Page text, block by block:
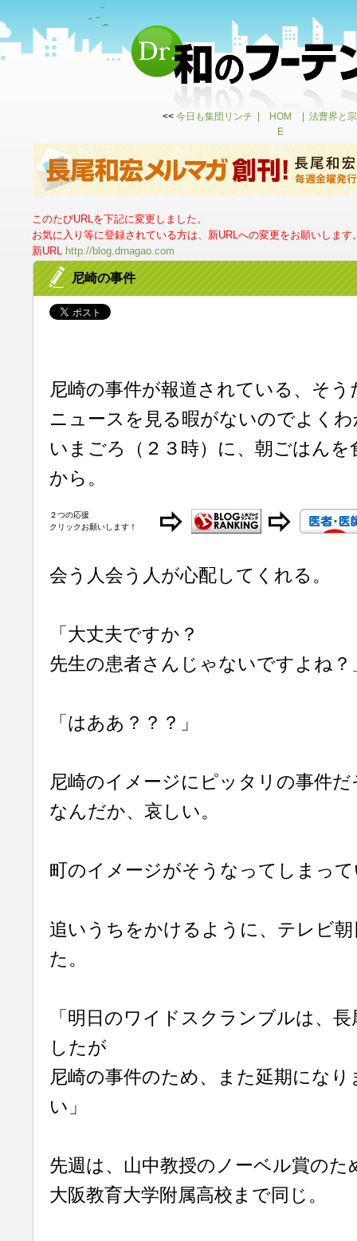
<< 今日も集団リンチ
HOM
E
法曹界と
このたびURLを下記に変更しました。
お気に入り等に登録されている方は、新URLへの変更をお願いします
新URL http://blog.drnagao.com
尼崎の事件
尼崎の事件が報道されている、そう
ニュースを見る暇がないのでよく
いまごろ（２３時）に、朝ごはん
から。
２つの応援
クリックお願いします！
会う人会う人が心配してくれる。
「大丈夫ですか？
先生の患者さんじゃないですよね？
「はああ？？？」
尼崎のイメージにピッタリの事件だ
なんだか、哀しい。
町のイメージがそうなってしまっ
追いうちをかけるように、テレビ
た。
「明日のワイドスクランブルは、
したが
尼崎の事件のため、また延期にな
い」
先週は、山中教授のノーベル賞のた
大阪教育大学附属高校まで同じ。